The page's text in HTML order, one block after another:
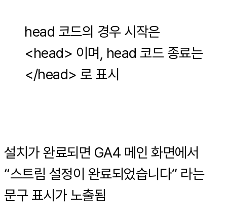
head 코드의 경우 시작은
<head> 이며, head 코드 종료는
</head> 로 표시
설치가 완료되면 GA4 메인 화면에서
“스트림 설정이 완료되었습니다” 라는
문구 표시가 노출됨